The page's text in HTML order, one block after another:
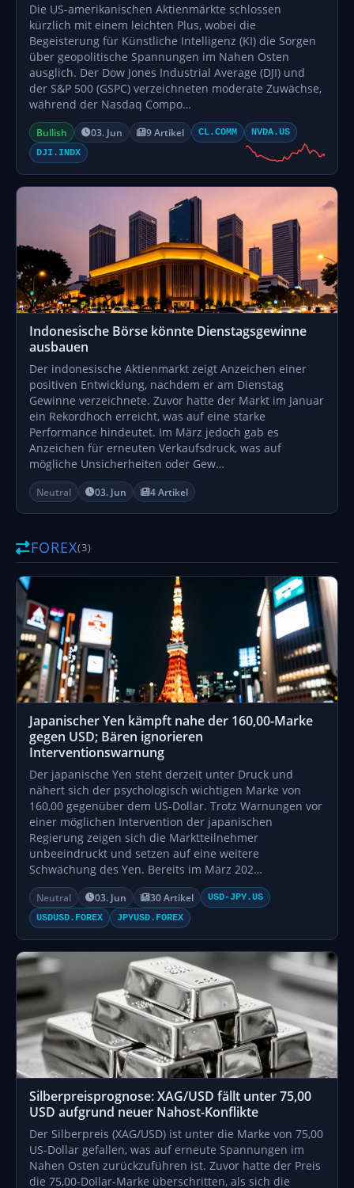
Die US-amerikanischen Aktienmärkte schlossen
kürzlich mit einem leichten Plus, wobei die
Begeisterung für Künstliche Intelligenz (KI) die Sorgen
über geopolitische Spannungen im Nahen Osten
ausglich. Der Dow Jones Industrial Average (DJI) und
der S&P 500 (GSPC) verzeichneten moderate Zuwächse,
während der Nasdaq Compo…
Bullish 03. Jun 9 Artikel CL.COMM
NVDA.US
DJI.INDX
Indonesische Börse könnte Dienstagsgewinne
ausbauen
Der indonesische Aktienmarkt zeigt Anzeichen einer
positiven Entwicklung, nachdem er am Dienstag
Gewinne verzeichnete. Zuvor hatte der Markt im Januar
ein Rekordhoch erreicht, was auf eine starke
Performance hindeutet. Im März jedoch gab es
Anzeichen für erneuten Verkaufsdruck, was auf
mögliche Unsicherheiten oder Gew…
Neutral 03. Jun 4 Artikel
FOREX(3)
Japanischer Yen kämpft nahe der 160,00-Marke
gegen USD; Bären ignorieren
Interventionswarnung
Der japanische Yen steht derzeit unter Druck und
nähert sich der psychologisch wichtigen Marke von
160,00 gegenüber dem US-Dollar. Trotz Warnungen vor
einer möglichen Intervention der japanischen
Regierung zeigen sich die Marktteilnehmer
unbeeindruckt und setzen auf eine weitere
Schwächung des Yen. Bereits im März 202…
Neutral 03. Jun 30 Artikel
USD-JPY.US
USDUSD.FOREX
JPYUSD.FOREX
Silberpreisprognose: XAG/USD fällt unter 75,00
USD aufgrund neuer Nahost-Konflikte
Der Silberpreis (XAG/USD) ist unter die Marke von 75,00
US-Dollar gefallen, was auf erneute Spannungen im
Nahen Osten zurückzuführen ist. Zuvor hatte der Preis
die 75,00-Dollar-Marke überschritten, als sich die